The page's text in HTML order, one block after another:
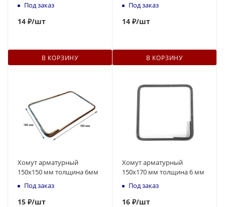
Под заказ
14 ₽/шт
В КОРЗИНУ
Под заказ
14 ₽/шт
В КОРЗИНУ
Хомут арматурный
150х150 мм толщина 6мм
Под заказ
15 ₽/шт
Хомут арматурный
150х170 мм толщина 6 мм
Под заказ
16 ₽/шт